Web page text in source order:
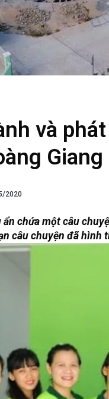
và
Giang
2020
chứa một câu
câu chuyện đã hình